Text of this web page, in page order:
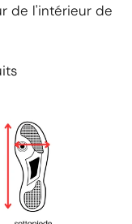
de l'intérieur de